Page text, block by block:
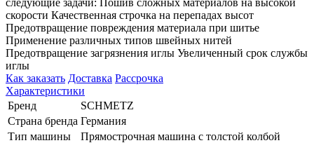
скорости Качественная строчка на перепадах высот
Предотвращение повреждения материала при шитье
Применение различных типов швейных нитей
Предотвращение загрязнения иглы Увеличенный срок службы
иглы
Как заказать Доставка Рассрочка
Характеристики
Бренд
SCHMETZ
Страна бренда Германия
Тип машины
Прямострочная машина с толстой колбой